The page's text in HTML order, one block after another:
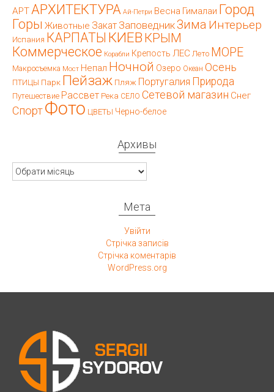
АРТ АРХИТЕКТУРА Ай-Петри Весна Гималаи Город
Горы Животные Закат ЗаповедникЗима Интерьер
Испания КАРПАТЫ КИЕВ КРЫМ
Коммерческое Корабли Крепость ЛЕС Лето МОРЕ
Макросъемка Мост Непал Ночной Озеро Океан Осень
ПТИЦЫ Парк Пейзаж Пляж Португалия Природа
Путешествие Рассвет Река СЕЛО Сетевой магазин Снег
СпортФото ЦВЕТЫ Черно-белое
Архивы
Архивы
Мета
Увійти
Стрічка записів
Стрічка коментарів
WordPress.org